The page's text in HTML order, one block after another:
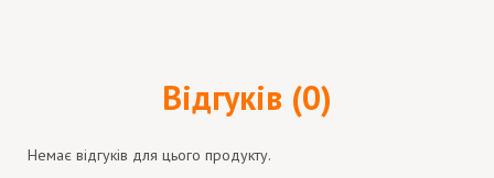
Відгуків (0)
Немає відгуків для цього продукту.